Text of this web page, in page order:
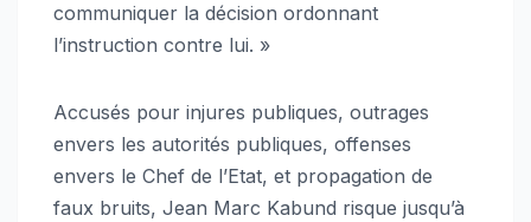
communiquer la décision ordonnant
l’instruction contre lui. »
Accusés pour injures publiques, outrages
envers les autorités publiques, offenses
envers le Chef de l’Etat, et propagation de
faux bruits, Jean Marc Kabund risque jusqu’à